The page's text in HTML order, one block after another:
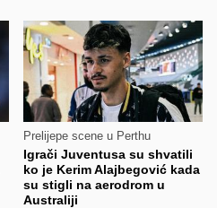
Prelijepe scene u Perthu
Igrači Juventusa su shvatili
ko je Kerim Alajbegović kada
su stigli na aerodrom u
Australiji